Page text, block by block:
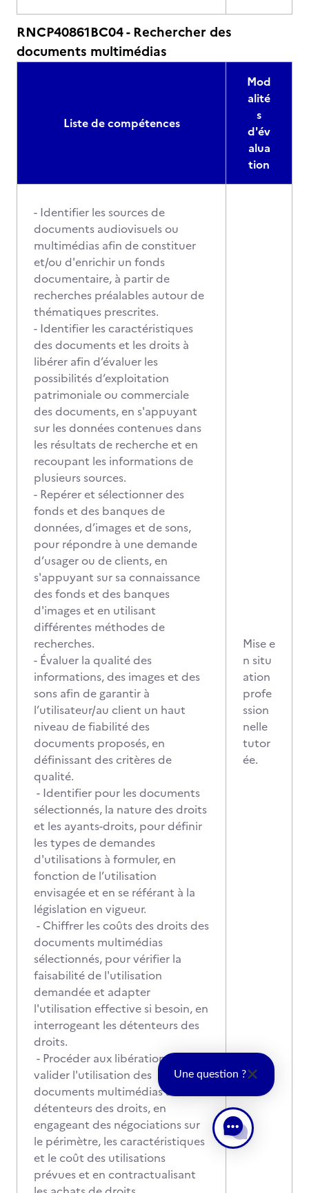
RNCP40861BC04 - Rechercher des
documents multimédias
Liste de compétences
Mod
alité
s
d'év
alua
tion
- Identifier les sources de
documents audiovisuels ou
multimédias afin de constituer
et/ou d'enrichir un fonds
documentaire, à partir de
recherches préalables autour de
thématiques prescrites.
- Identifier les caractéristiques
des documents et les droits à
libérer afin d’évaluer les
possibilités d’exploitation
patrimoniale ou commerciale
des documents, en s'appuyant
sur les données contenues dans
les résultats de recherche et en
recoupant les informations de
plusieurs sources.
- Repérer et sélectionner des
fonds et des banques de
données, d’images et de sons,
pour répondre à une demande
d’usager ou de clients, en
s'appuyant sur sa connaissance
des fonds et des banques
d'images et en utilisant
différentes méthodes de
recherches.
- Évaluer la qualité des
informations, des images et des
sons afin de garantir à
l’utilisateur/au client un haut
niveau de fiabilité des
documents proposés, en
définissant des critères de
qualité.
- Identifier pour les documents
sélectionnés, la nature des droits
et les ayants-droits, pour définir
les types de demandes
d'utilisations à formuler, en
fonction de l’utilisation
envisagée et en se référant à la
législation en vigueur.
- Chiffrer les coûts des droits des
documents multimédias
sélectionnés, pour vérifier la
faisabilité de l'utilisation
demandée et adapter
l'utilisation effective si besoin, en
interrogeant les détenteurs des
droits.
- Procéder aux libérations, pour
valider l'utilisation des
documents multimédias avec les
détenteurs des droits, en
engageant des négociations sur
le périmètre, les caractéristiques
et le coût des utilisations
prévues et en contractualisant
Mise e
n situ
ation
profe
ssion
nelle
tutor
ée.
Une question ?